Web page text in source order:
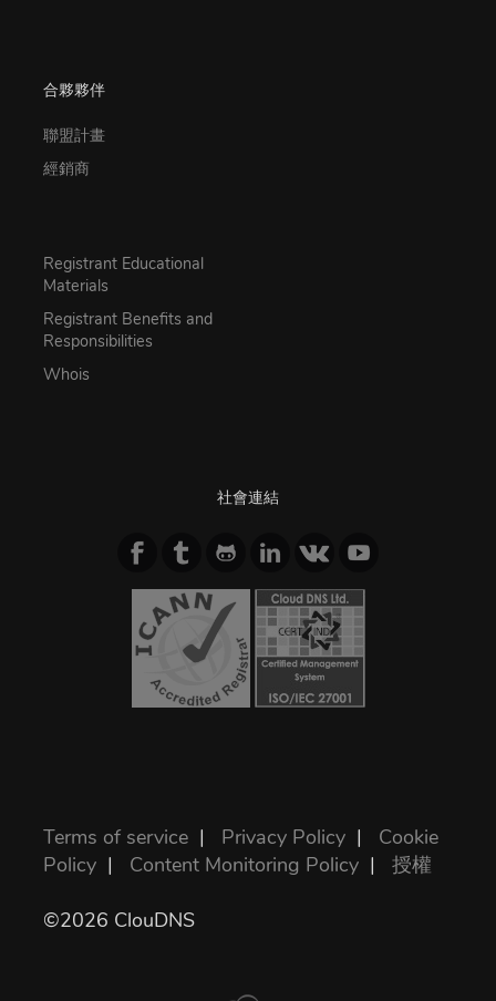
合夥夥伴
聯盟計畫
經銷商
Registrant Educational
Materials
Registrant Benefits and
Responsibilities
Whois
社會連結
Terms of service | Privacy Policy | Cookie
Policy | Content Monitoring Policy | 授權
©2026 ClouDNS